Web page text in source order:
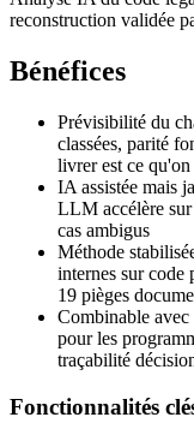
reconstruction validée
Bénéfices
Prévisibilité du
classées, parité
livrer est ce
IA assistée mais
LLM accélère sur
cas ambigus
Méthode
internes sur code
19 pièges
Combinable
pour les
traçabilité
Fonctionnalités